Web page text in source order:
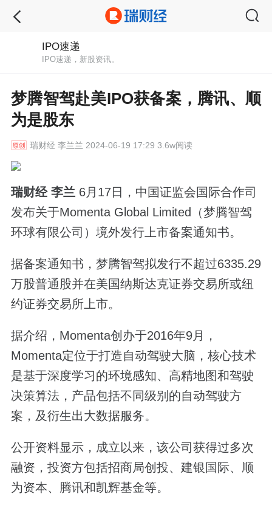
IPO速递
IPO速递，新股资讯。
梦腾智驾赴美IPO获备案，腾讯、顺
为是股东
瑞财经李兰兰 2024-06-19 17:29 3.6w阅读
瑞财经 李兰 6月17日，中国证监会国际合作司
发布关于Momenta Global Limited（梦腾智驾
环球有限公司）境外发行上市备案通知书。
据备案通知书，梦腾智驾拟发行不超过6335.29
万股普通股并在美国纳斯达克证券交易所或纽
约证券交易所上市。
据介绍，Momenta创办于2016年9月，
Momenta定位于打造自动驾驶大脑，核心技术
是基于深度学习的环境感知、高精地图和驾驶
决策算法，产品包括不同级别的自动驾驶方
案，及衍生出大数据服务。
公开资料显示，成立以来，该公司获得过多次
融资，投资方包括招商局创投、建银国际、顺
为资本、腾讯和凯辉基金等。